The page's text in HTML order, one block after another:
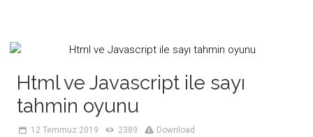
Html ve Javascript ile sayı
tahmin oyunu
12 Temmuz 2019 2389 Download